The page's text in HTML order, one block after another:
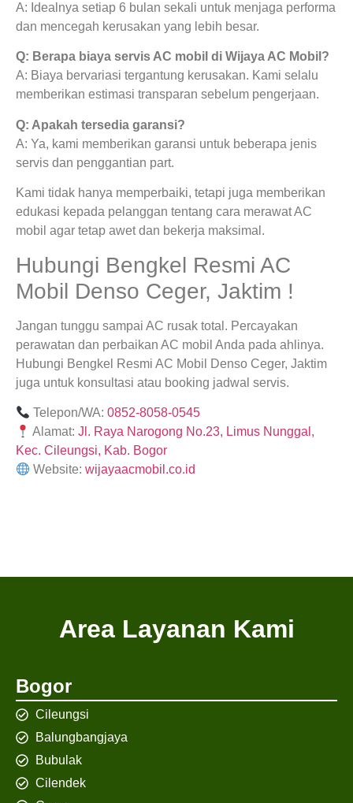
A: Idealnya setiap 6 bulan sekali untuk menjaga performa
dan mencegah kerusakan yang lebih besar.
Q: Berapa biaya servis AC mobil di Wijaya AC Mobil?
A: Biaya bervariasi tergantung kerusakan. Kami selalu
memberikan estimasi transparan sebelum pengerjaan.
Q: Apakah tersedia garansi?
A: Ya, kami memberikan garansi untuk beberapa jenis
servis dan penggantian part.
Kami tidak hanya memperbaiki, tetapi juga memberikan
edukasi kepada pelanggan tentang cara merawat AC
mobil agar tetap awet dan bekerja maksimal.
Hubungi Bengkel Resmi AC
Mobil Denso Ceger, Jaktim !
Jangan tunggu sampai AC rusak total. Percayakan
perawatan dan perbaikan AC mobil Anda pada ahlinya.
Hubungi Bengkel Resmi AC Mobil Denso Ceger, Jaktim
juga untuk konsultasi atau booking jadwal servis.
Telepon/WA:0852-8058-0545
Alamat:Jl. Raya Narogong No.23, Limus Nunggal,
Kec. Cileungsi, Kab. Bogor
Website:wijayaacmobil.co.id
Area Layanan Kami
Bogor
Cileungsi
Balungbangjaya
Bubulak
Cilendek